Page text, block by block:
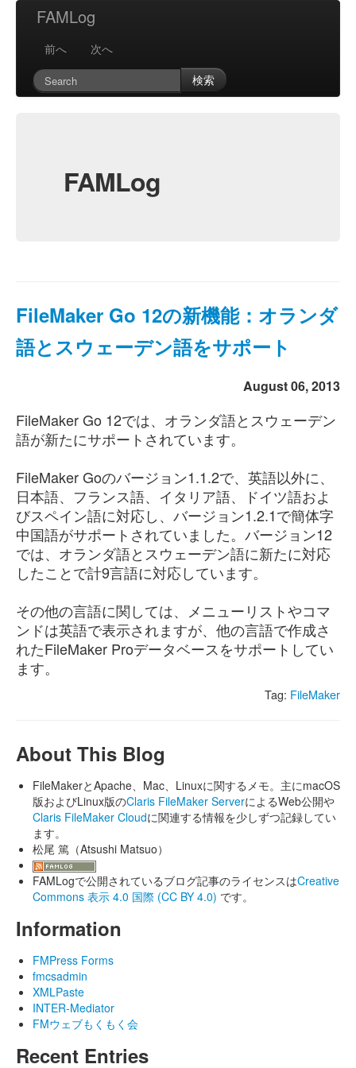
FAMLog
前へ
次へ
検索
FAMLog
FileMaker Go 12の新機能：オランダ
語とスウェーデン語をサポート
August 06, 2013
FileMaker Go 12では、オランダ語とスウェーデン
語が新たにサポートされています。
FileMaker Goのバージョン1.1.2で、英語以外に、
日本語、フランス語、イタリア語、ドイツ語およ
びスペイン語に対応し、バージョン1.2.1で簡体字
中国語がサポートされていました。バージョン12
では、オランダ語とスウェーデン語に新たに対応
したことで計9言語に対応しています。
その他の言語に関しては、メニューリストやコマ
ンドは英語で表示されますが、他の言語で作成さ
れたFileMaker Proデータベースをサポートしてい
ます。
Tag: FileMaker
About This Blog
FileMakerとApache、Mac、Linuxに関するメモ。主にmacOS
版およびLinux版のClaris FileMaker ServerによるWeb公開や
Claris FileMaker Cloudに関連する情報を少しずつ記録してい
ます。
松尾 篤（Atsushi Matsuo）
FAMLogで公開されているブログ記事のライセンスはCreative
Commons 表示 4.0 国際 (CC BY 4.0) です。
Information
FMPress Forms
fmcsadmin
XMLPaste
INTER-Mediator
FMウェブもくもく会
Recent Entries